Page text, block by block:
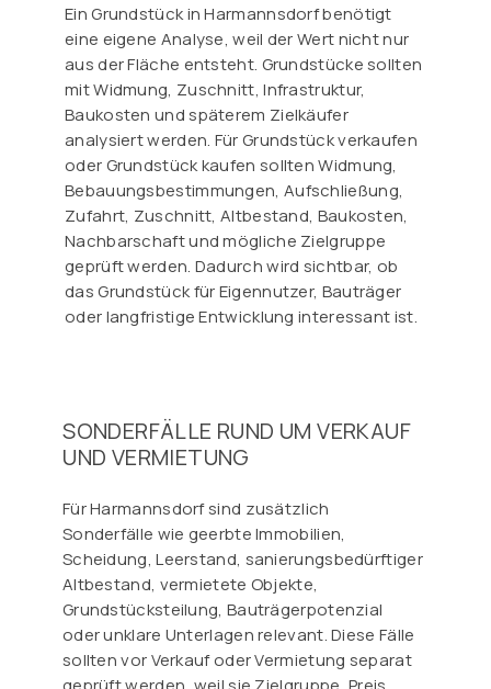
Ein Grundstück in Harmannsdorf benötigt
eine eigene Analyse, weil der Wert nicht nur
aus der Fläche entsteht. Grundstücke sollten
mit Widmung, Zuschnitt, Infrastruktur,
Baukosten und späterem Zielkäufer
analysiert werden. Für Grundstück verkaufen
oder Grundstück kaufen sollten Widmung,
Bebauungsbestimmungen, Aufschließung,
Zufahrt, Zuschnitt, Altbestand, Baukosten,
Nachbarschaft und mögliche Zielgruppe
geprüft werden. Dadurch wird sichtbar, ob
das Grundstück für Eigennutzer, Bauträger
oder langfristige Entwicklung interessant ist.
SONDERFÄLLE RUND UM VERKAUF
UND VERMIETUNG
Für Harmannsdorf sind zusätzlich
Sonderfälle wie geerbte Immobilien,
Scheidung, Leerstand, sanierungsbedürftiger
Altbestand, vermietete Objekte,
Grundstücksteilung, Bauträgerpotenzial
oder unklare Unterlagen relevant. Diese Fälle
sollten vor Verkauf oder Vermietung separat